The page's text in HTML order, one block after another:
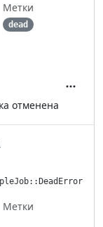
Метки
dead
отменена
Метки